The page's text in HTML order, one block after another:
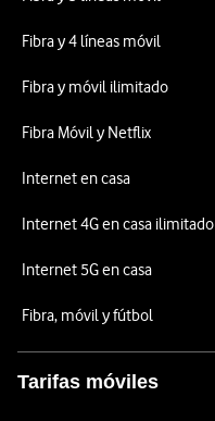
Fibra y 4 líneas móvil
Fibra y móvil ilimitado
Fibra Móvil y Netflix
Internet en casa
Internet 4G en casa ilimitado
Internet 5G en casa
Fibra, móvil y fútbol
Tarifas móviles